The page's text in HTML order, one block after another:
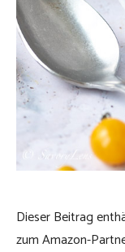
Dieser Beitrag
zum Amazon-